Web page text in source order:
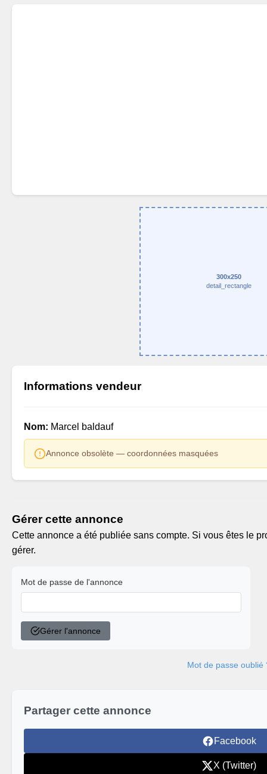
300x250
detail_rectangle
Informations vendeur
Nom: Marcel baldauf
Annonce obsolète — coordonnées masquées
Gérer cette annonce
Cette annonce a été publiée sans compte. Si vous êtes le
gérer.
Mot de passe de l'annonce
Gérer l'annonce
Mot de passe oublié
Partager cette annonce
Facebook
X (Twitter)